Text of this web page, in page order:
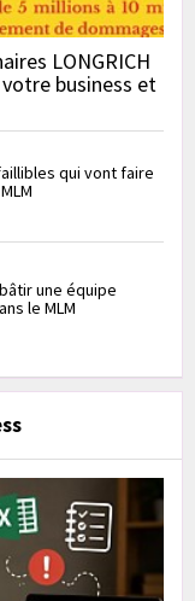
LONGRICH
business et
qui vont faire
une équipe
le MLM